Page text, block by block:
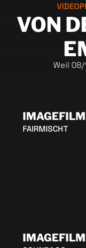
VON
Weil
IMAGEFILM
FAIRMISCHT
IMAGEFILM